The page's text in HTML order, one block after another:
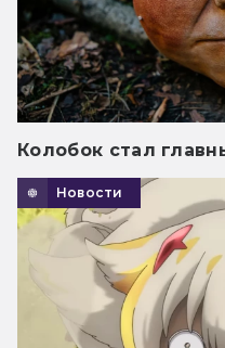
Колобок стал
Новости